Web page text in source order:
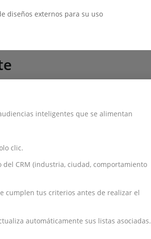
diseños externos para su uso
inteligentes que se alimentan
clic.
CRM (industria, ciudad, comportamiento
cumplen tus criterios antes de realizar el
automáticamente sus listas asociadas.